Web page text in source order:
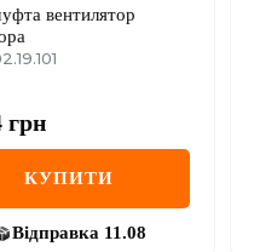
вентилятор
грн
КУПИТИ
Відправка 11.08